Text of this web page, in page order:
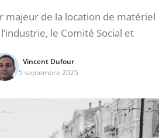
majeur de la location de matériel
le Comité Social et
Vincent Dufour
5 septembre 2025